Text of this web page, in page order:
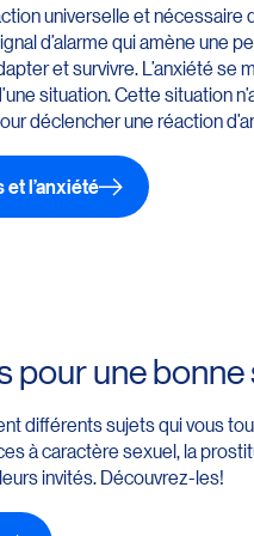
universelle et nécessaire
d’alarme qui amène une
et survivre. L’anxiété se
situation. Cette situation
déclencher une réaction
l’anxiété
pour une
différents sujets qui vous
à caractère sexuel, la
invités. Découvrez-les!